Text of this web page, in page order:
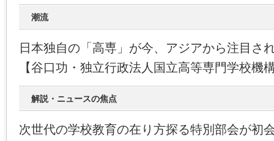
潮流
日本独自の「高専」が今、アジアから注目さ
【谷口功・独立行政法人国立高等専門学校機
解説・ニュースの焦点
次世代の学校教育の在り方探る特別部会が初